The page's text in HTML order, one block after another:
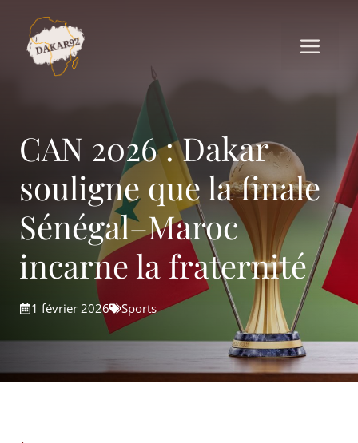
contenu
CAN 2026 : Dakar
souligne que la finale
Sénégal–Maroc
incarne la fraternité
1 février 2026 Sports